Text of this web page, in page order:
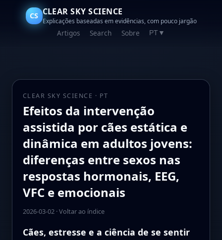
CS CLEAR SKY SCIENCE
Explicações baseadas em evidências, com pouco jargão
Artigos Search Sobre PT ▼
CLEAR SKY SCIENCE · PT
Efeitos da intervenção
assistida por cães estática e
dinâmica em adultos jovens:
diferenças entre sexos nas
respostas hormonais, EEG,
VFC e emocionais
2026-03-02·Voltar ao índice
Cães, estresse e a ciência de se sentir